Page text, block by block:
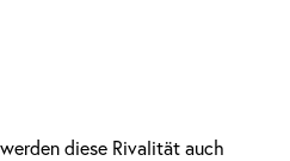
diese Rivalität auch